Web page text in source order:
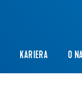
KARIERA O